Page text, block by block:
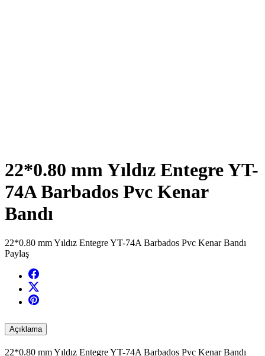
22*0.80 mm Yıldız Entegre YT-
74A Barbados Pvc Kenar
Bandı
22*0.80 mm Yıldız Entegre YT-74A Barbados Pvc Kenar Bandı
Paylaş
Açıklama
22*0.80 mm Yıldız Entegre YT-74A Barbados Pvc Kenar Bandı